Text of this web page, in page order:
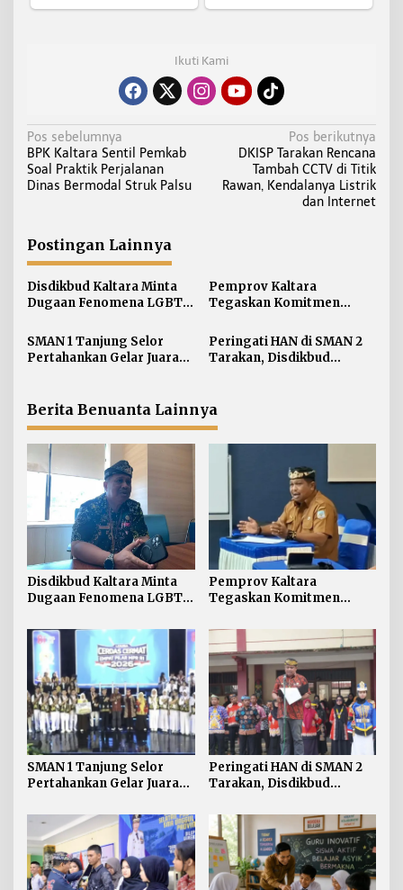
Ikuti Kami
N
a
v
a
s
i
p
o
s
Pos sebelumnya
BPK Kaltara Sentil Pemkab
Soal Praktik Perjalanan
Dinas Bermodal Struk Palsu
Pos berikutnya
DKISP Tarakan Rencana
Tambah CCTV di Titik
Rawan, Kendalanya Listrik
dan Internet
Postingan Lainnya
Disdikbud Kaltara Minta
Dugaan Fenomena LGBT
Disikapi dengan
Pengawasan dan
Pemprov Kaltara
Tegaskan Komitmen
Prasarana SLB Negeri
Nunukan Secara Bertahap
SMAN 1 Tanjung Selor
Pertahankan Gelar Juara
Peringati HAN di SMAN 2
Tarakan, Disdikbud
Perlindungan Anak
Berita Benuanta Lainnya
Disdikbud Kaltara Minta
Dugaan Fenomena LGBT
Disikapi dengan
Pengawasan dan
Pendampingan
Pemprov Kaltara
Tegaskan Komitmen
Prasarana SLB Negeri
Nunukan Secara Bertahap
SMAN 1 Tanjung Selor
Pertahankan Gelar Juara
Tingkat Kaltara
Peringati HAN di SMAN 2
Tarakan, Disdikbud
Pemenuhan Hak dan
Perlindungan Anak